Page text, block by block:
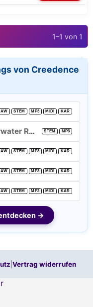
1–1 von 1
von Creedence
STEM MP3 MIDI KAR
Revival) STEM MP3
STEM MP3 MIDI KAR
Clearwater
STEM MP3 MIDI KAR
(Creedence Clearwater
STEM MP3 MIDI KAR
→
Vertrag widerrufen
& Downloads
in das Feld oben ein.
vergessen!
Konto anlegen